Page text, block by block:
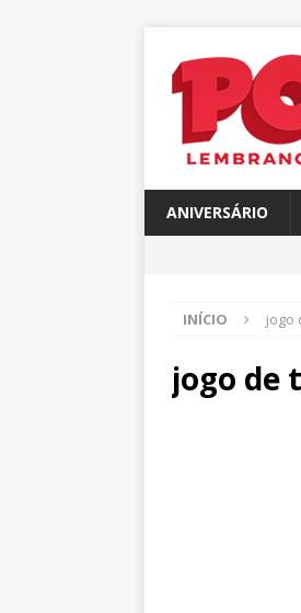
ANIVERSÁRIO
INÍCIO jogo
jogo de